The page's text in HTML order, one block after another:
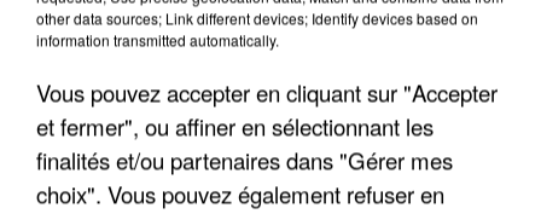
ENFOIRÉS"
other data sources; Link different devices; Identify devices based on
information transmitted automatically.
Vous pouvez accepter en cliquant sur "Accepter
et fermer", ou affiner en sélectionnant les
finalités et/ou partenaires dans "Gérer mes
choix". Vous pouvez également refuser en